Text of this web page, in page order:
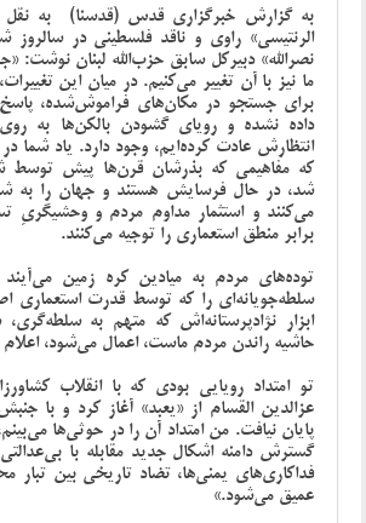
به گزارش خبرگزاری قدس (قدسنا) به نقل
الرنتیسی» راوی و ناقد فلسطینی در
نصرالله» دبیرکل سابق حزب‌الله لبنان نوشت:
ما نیز با آن تغییر می‌کنیم. در میان این
برای جستجو در مکان‌های فراموش‌شده،
داده نشده و رویای گشودن بالکن‌ها به
انتظارش عادت کرده‌ایم، وجود دارد. یاد شما
که مفاهیمی که بذرشان قرن‌ها پیش توسط
شد، در حال فرسایش هستند و جهان را به
می‌کنند و استثمار مداوم مردم و وحشیگریِ
برابر منطق استعماری را توجیه می‌کنند.
توده‌های مردم به میادین کره زمین
سلطه‌جویانه‌ای را که توسط قدرت استعماری
ابزار نژادپرستانه‌اش که متهم به
حاشیه راندن مردم ماست، اعمال می‌شود، اعلام
تو امتداد رویایی بودی که با انقلاب
عزالدین القسام از «یعبد» آغاز کرد و با
پایان نیافت. من امتداد آن را در حوثی‌ها
گسترش دامنه اشکال جدید مقابله با
فداکاری‌های یمنی‌ها، تضاد تاریخی بین تبار
عمیق می‌شود.»